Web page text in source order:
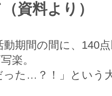
資料より）
期間の間に、140
楽。
った…？！」という